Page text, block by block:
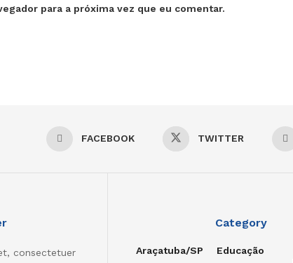
para a próxima vez que eu comentar.
FACEBOOK TWITTER
consectetuer
Category
Araçatuba/SP
Educação